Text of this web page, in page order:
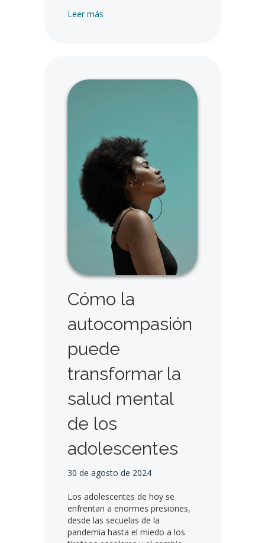
Leer más
Cómo la
autocompasión
puede
transformar la
salud mental
de los
adolescentes
30 de agosto de 2024
Los adolescentes de hoy se
enfrentan a enormes presiones,
desde las secuelas de la
pandemia hasta el miedo a los